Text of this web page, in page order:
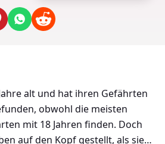
alt und hat ihren Gefährten
obwohl die meisten
mit 18 Jahren finden. Doch
auf den Kopf gestellt, als sie